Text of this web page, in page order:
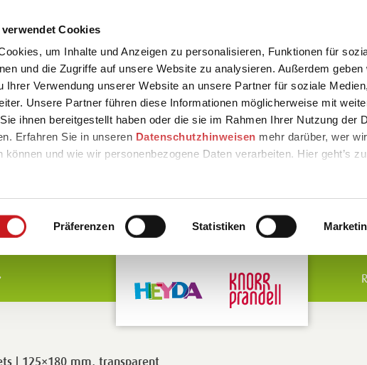
Cookies
um Inhalte und Anzeigen zu personalisieren, Funktionen für
und die Zugriffe auf unsere Website zu analysieren. Außerdem geben
Ihrer Verwendung unserer Website an unsere Partner für soziale
Unsere Partner führen diese Informationen möglicherweise mit
ihnen bereitgestellt haben oder die sie im Rahmen Ihrer Nutzung der
Erfahren Sie in unseren Datenschutzhinweisen mehr darüber, wer
können und wie wir personenbezogene Daten verarbeiten. Hier geht’s
Präferenzen Statistiken
| 125×180 mm, transparent